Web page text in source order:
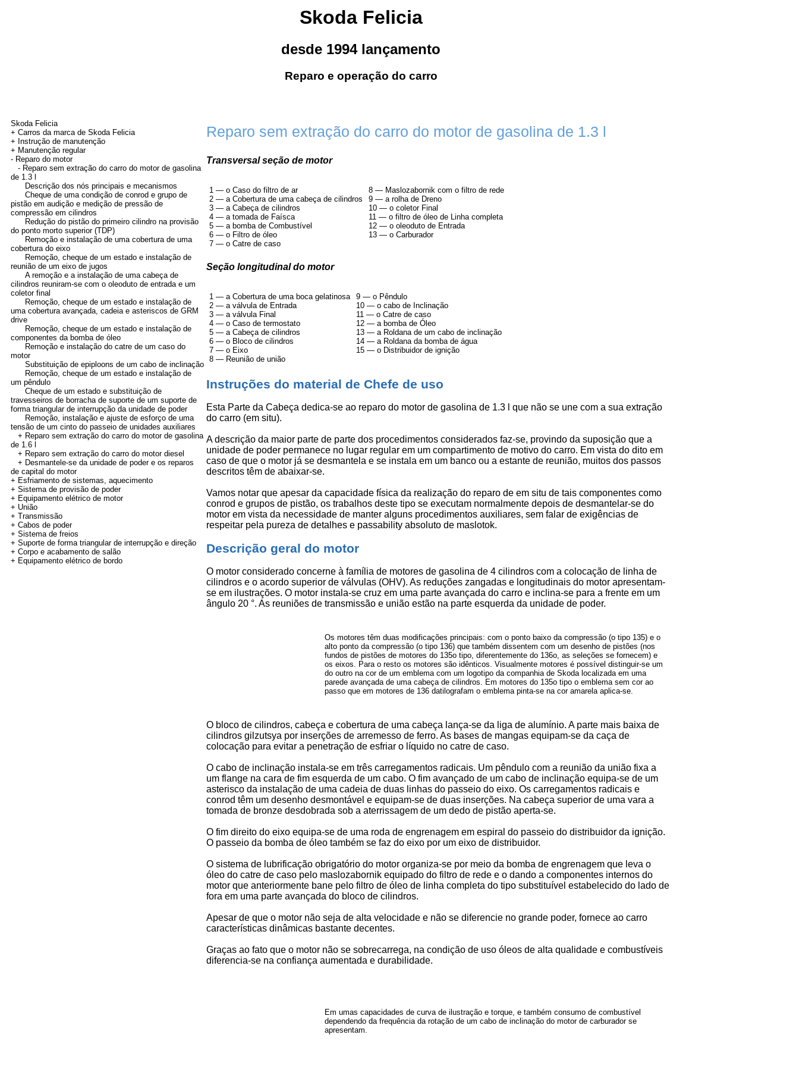
Skoda Felicia
desde 1994 lançamento
Reparo e operação do carro
Skoda Felicia
+ Carros da marca de Skoda Felicia
+ Instrução de manutenção
+ Manutenção regular
- Reparo do motor
- Reparo sem extração do carro do motor de gasolina
de 1.3 l
Descrição dos nós principais e mecanismos
Cheque de uma condição de conrod e grupo de
pistão em audição e medição de pressão de
compressão em cilindros
Redução do pistão do primeiro cilindro na provisão
do ponto morto superior (TDP)
Remoção e instalação de uma cobertura de uma
cobertura do eixo
Remoção, cheque de um estado e instalação de
reunião de um eixo de jugos
A remoção e a instalação de uma cabeça de
cilindros reuniram-se com o oleoduto de entrada e um
coletor final
Remoção, cheque de um estado e instalação de
uma cobertura avançada, cadeia e asteriscos de GRM
drive
Remoção, cheque de um estado e instalação de
componentes da bomba de óleo
Remoção e instalação do catre de um caso do
motor
Substituição de epiploons de um cabo de inclinação
Remoção, cheque de um estado e instalação de
um pêndulo
Cheque de um estado e substituição de
travesseiros de borracha de suporte de um suporte de
forma triangular de interrupção da unidade de poder
Remoção, instalação e ajuste de esforço de uma
tensão de um cinto do passeio de unidades auxiliares
+ Reparo sem extração do carro do motor de gasolina
de 1.6 l
+ Reparo sem extração do carro do motor diesel
+ Desmantele-se da unidade de poder e os reparos
de capital do motor
+ Esfriamento de sistemas, aquecimento
+ Sistema de provisão de poder
+ Equipamento elétrico de motor
+ União
+ Transmissão
+ Cabos de poder
+ Sistema de freios
+ Suporte de forma triangular de interrupção e direção
+ Corpo e acabamento de salão
+ Equipamento elétrico de bordo
Reparo sem extração do carro do motor de gasolina de 1.3 l
Transversal seção de motor
1 — o Caso do filtro de ar
2 — a Cobertura de uma cabeça de cilindros
3 — a Cabeça de cilindros
4 — a tomada de Faísca
5 — a bomba de Combustível
6 — o Filtro de óleo
7 — o Catre de caso
8 — Maslozabornik com o filtro de rede
9 — a rolha de Dreno
10 — o coletor Final
11 — o filtro de óleo de Linha completa
12 — o oleoduto de Entrada
13 — o Carburador
Seção longitudinal do motor
1 — a Cobertura de uma boca gelatinosa
2 — a válvula de Entrada
3 — a válvula Final
4 — o Caso de termostato
5 — a Cabeça de cilindros
6 — o Bloco de cilindros
7 — o Eixo
8 — Reunião de união
9 — o Pêndulo
10 — o cabo de Inclinação
11 — o Catre de caso
12 — a bomba de Óleo
13 — a Roldana de um cabo de inclinação
14 — a Roldana da bomba de água
15 — o Distribuidor de ignição
Instruções do material de Chefe de uso
Esta Parte da Cabeça dedica-se ao reparo do motor de gasolina de 1.3 l que não se une com a sua extração
do carro (em situ).
A descrição da maior parte de parte dos procedimentos considerados faz-se, provindo da suposição que a
unidade de poder permanece no lugar regular em um compartimento de motivo do carro. Em vista do dito em
caso de que o motor já se desmantela e se instala em um banco ou a estante de reunião, muitos dos passos
descritos têm de abaixar-se.
Vamos notar que apesar da capacidade física da realização do reparo de em situ de tais componentes como
conrod e grupos de pistão, os trabalhos deste tipo se executam normalmente depois de desmantelar-se do
motor em vista da necessidade de manter alguns procedimentos auxiliares, sem falar de exigências de
respeitar pela pureza de detalhes e passability absoluto de maslotok.
Descrição geral do motor
O motor considerado concerne à família de motores de gasolina de 4 cilindros com a colocação de linha de
cilindros e o acordo superior de válvulas (OHV). As reduções zangadas e longitudinais do motor apresentam-
se em ilustrações. O motor instala-se cruz em uma parte avançada do carro e inclina-se para a frente em um
ângulo 20 °. As reuniões de transmissão e união estão na parte esquerda da unidade de poder.
Os motores têm duas modificações principais: com o ponto baixo da compressão (o tipo 135) e o
alto ponto da compressão (o tipo 136) que também dissentem com um desenho de pistões (nos
fundos de pistões de motores do 135o tipo, diferentemente do 136o, as seleções se fornecem) e
os eixos. Para o resto os motores são idênticos. Visualmente motores é possível distinguir-se um
do outro na cor de um emblema com um logotipo da companhia de Skoda localizada em uma
parede avançada de uma cabeça de cilindros. Em motores do 135o tipo o emblema sem cor ao
passo que em motores de 136 datilografam o emblema pinta-se na cor amarela aplica-se.
O bloco de cilindros, cabeça e cobertura de uma cabeça lança-se da liga de alumínio. A parte mais baixa de
cilindros gilzutsya por inserções de arremesso de ferro. As bases de mangas equipam-se da caça de
colocação para evitar a penetração de esfriar o líquido no catre de caso.
O cabo de inclinação instala-se em três carregamentos radicais. Um pêndulo com a reunião da união fixa a
um flange na cara de fim esquerda de um cabo. O fim avançado de um cabo de inclinação equipa-se de um
asterisco da instalação de uma cadeia de duas linhas do passeio do eixo. Os carregamentos radicais e
conrod têm um desenho desmontável e equipam-se de duas inserções. Na cabeça superior de uma vara a
tomada de bronze desdobrada sob a aterrissagem de um dedo de pistão aperta-se.
O fim direito do eixo equipa-se de uma roda de engrenagem em espiral do passeio do distribuidor da ignição.
O passeio da bomba de óleo também se faz do eixo por um eixo de distribuidor.
O sistema de lubrificação obrigatório do motor organiza-se por meio da bomba de engrenagem que leva o
óleo do catre de caso pelo maslozabornik equipado do filtro de rede e o dando a componentes internos do
motor que anteriormente bane pelo filtro de óleo de linha completa do tipo substituível estabelecido do lado de
fora em uma parte avançada do bloco de cilindros.
Apesar de que o motor não seja de alta velocidade e não se diferencie no grande poder, fornece ao carro
características dinâmicas bastante decentes.
Graças ao fato que o motor não se sobrecarrega, na condição de uso óleos de alta qualidade e combustíveis
diferencia-se na confiança aumentada e durabilidade.
Em umas capacidades de curva de ilustração e torque, e também consumo de combustível
dependendo da frequência da rotação de um cabo de inclinação do motor de carburador se
apresentam.